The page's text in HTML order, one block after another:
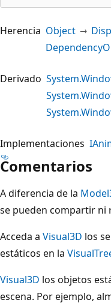
Herencia Object
Derivado
Implementaciones
Comentarios
A diferencia de la
se pueden compartir ni
Acceda a Visual3D los
estáticos en la
Visual3D los objetos
escena. Por ejemplo,